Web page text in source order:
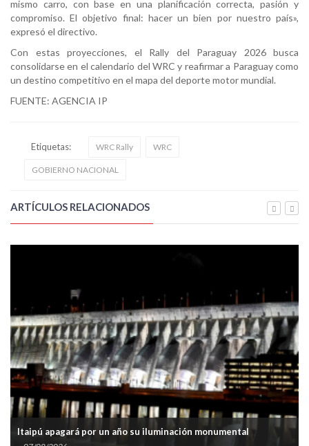
mismo carro, con base en una planificación correcta, pasión y
compromiso. El objetivo final: hacer un bien por nuestro país»,
expresó el directivo.
Con estas proyecciones, el Rally del Paraguay 2026 busca
consolidarse en el calendario del WRC y reafirmar a Paraguay como
un destino competitivo en el mapa del deporte motor mundial.
FUENTE: AGENCIA IP
Etiquetas: WRC Rally WRC
GOBIERNO NACIONAL
ARTÍCULOS RELACIONADOS
Itaipú apagará por un año su iluminación monumental